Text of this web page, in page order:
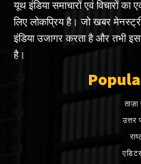
यूथ इंडिया समाचारों एवं विचारों
लिए लोकप्रिय है। जो खबर
इंडिया उजागर करता है और तभी
है।
उत्तर